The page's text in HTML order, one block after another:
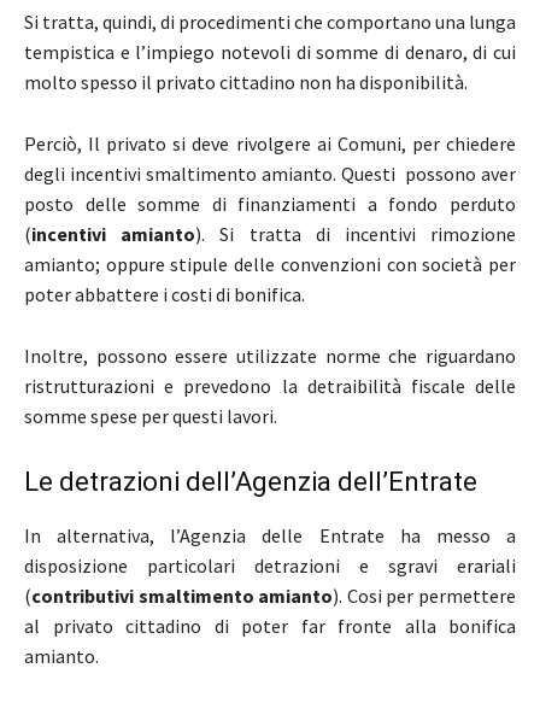
Si tratta, quindi, di procedimenti che comportano una lunga
tempistica e l’impiego notevoli di somme di denaro, di cui
molto spesso il privato cittadino non ha disponibilità.
Perciò, Il privato si deve rivolgere ai Comuni, per chiedere
degli incentivi smaltimento amianto. Questi possono aver
posto delle somme di finanziamenti a fondo perduto
(incentivi amianto). Si tratta di incentivi rimozione
amianto; oppure stipule delle convenzioni con società per
poter abbattere i costi di bonifica.
Inoltre, possono essere utilizzate norme che riguardano
ristrutturazioni e prevedono la detraibilità fiscale delle
somme spese per questi lavori.
Le detrazioni dell’Agenzia dell’Entrate
In alternativa, l’Agenzia delle Entrate ha messo a
disposizione particolari detrazioni e sgravi erariali
(contributivi smaltimento amianto). Cosi per permettere
al privato cittadino di poter far fronte alla bonifica
amianto.